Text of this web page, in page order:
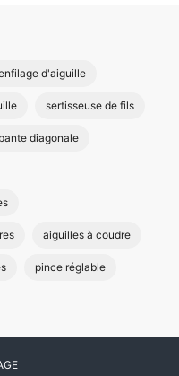
d'aiguille
sertisseuse de fils
diagonale
aiguilles à coudre
pince réglable